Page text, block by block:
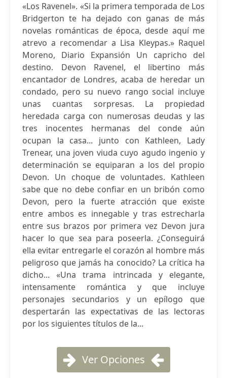
«Los Ravenel». «Si la primera temporada de Los
Bridgerton te ha dejado con ganas de más
novelas románticas de época, desde aquí me
atrevo a recomendar a Lisa Kleypas.» Raquel
Moreno, Diario Expansión Un capricho del
destino. Devon Ravenel, el libertino más
encantador de Londres, acaba de heredar un
condado, pero su nuevo rango social incluye
unas cuantas sorpresas. La propiedad
heredada carga con numerosas deudas y las
tres inocentes hermanas del conde aún
ocupan la casa... junto con Kathleen, Lady
Trenear, una joven viuda cuyo agudo ingenio y
determinación se equiparan a los del propio
Devon. Un choque de voluntades. Kathleen
sabe que no debe confiar en un bribón como
Devon, pero la fuerte atracción que existe
entre ambos es innegable y tras estrecharla
entre sus brazos por primera vez Devon jura
hacer lo que sea para poseerla. ¿Conseguirá
ella evitar entregarle el corazón al hombre más
peligroso que jamás ha conocido? La crítica ha
dicho... «Una trama intrincada y elegante,
intensamente romántica y que incluye
personajes secundarios y un epílogo que
despertarán las expectativas de las lectoras
por los siguientes títulos de la...
Ver Opciones